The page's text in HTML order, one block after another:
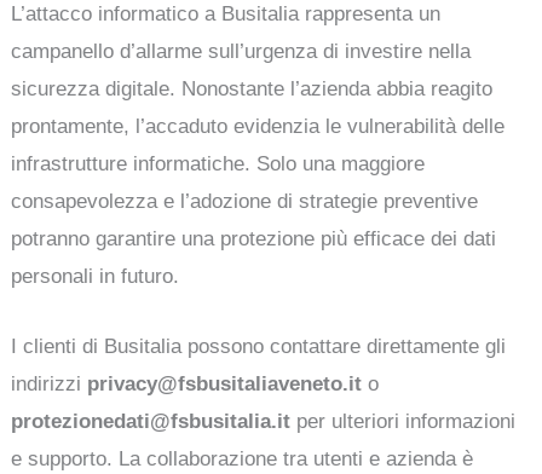
L’attacco informatico a Busitalia rappresenta un
campanello d’allarme sull’urgenza di investire nella
sicurezza digitale. Nonostante l’azienda abbia reagito
prontamente, l’accaduto evidenzia le vulnerabilità delle
infrastrutture informatiche. Solo una maggiore
consapevolezza e l’adozione di strategie preventive
potranno garantire una protezione più efficace dei dati
personali in futuro.
I clienti di Busitalia possono contattare direttamente gli
indirizzi privacy@fsbusitaliaveneto.it o
protezionedati@fsbusitalia.it per ulteriori informazioni
e supporto. La collaborazione tra utenti e azienda è